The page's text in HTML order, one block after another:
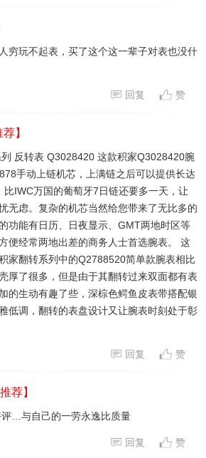
穷玩不起表，买了这个这一辈子对表也没什
回复 赞
荐】
反转表 Q3028420 这款积家Q3028420腕
手动上链机芯，上满链之后可以提供长达
比IWC万国的葡萄牙7日链还要多一天，让
无虑。复杂的机芯当然给您带来了无比多的
功能有日历、日夜显示、GMT两地时区等
便经常两地出差的商务人士首选腕表。 这
家翻转系列中的Q2788520简单款腕表相比
厚了很多，但是由于其翻转过来双面都有表
的生动有趣了些，深棕色鳄鱼皮表带搭配银
低调，翻转的表盘设计又让腕表时刻处于彰
回复 赞
推荐】
…与自己的一劳永逸比质量
回复 赞